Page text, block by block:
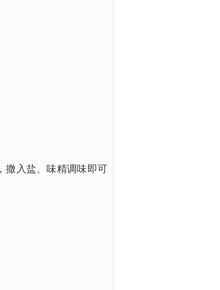
撒入盐、味精调味即可